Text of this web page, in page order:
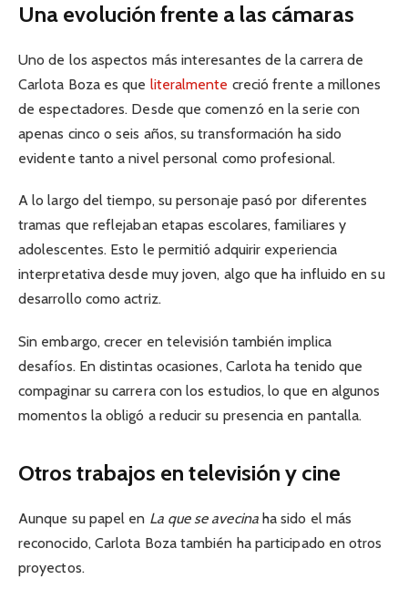
Una evolución frente a las cámaras
Uno de los aspectos más interesantes de la carrera de
Carlota Boza es que literalmente creció frente a millones
de espectadores. Desde que comenzó en la serie con
apenas cinco o seis años, su transformación ha sido
evidente tanto a nivel personal como profesional.
A lo largo del tiempo, su personaje pasó por diferentes
tramas que reflejaban etapas escolares, familiares y
adolescentes. Esto le permitió adquirir experiencia
interpretativa desde muy joven, algo que ha influido en su
desarrollo como actriz.
Sin embargo, crecer en televisión también implica
desafíos. En distintas ocasiones, Carlota ha tenido que
compaginar su carrera con los estudios, lo que en algunos
momentos la obligó a reducir su presencia en pantalla.
Otros trabajos en televisión y cine
Aunque su papel en La que se avecinaha sido el más
reconocido, Carlota Boza también ha participado en otros
proyectos.